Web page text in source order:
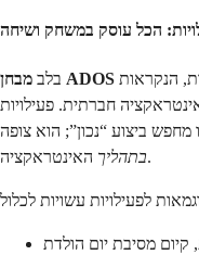
הכל עוסק במשחק ושיחה
בלב מבחן ADOS
חברתית. פעילויות
ביצוע “נכון”; הוא צופה
בתהליךהאינטראקציה.
מסיבת יום הולדת